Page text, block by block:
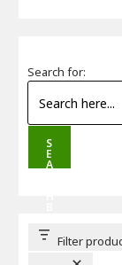
Search for:
S
E
A
T
T
Filter